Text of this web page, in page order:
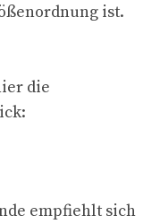
ist.
die
empfiehlt sich